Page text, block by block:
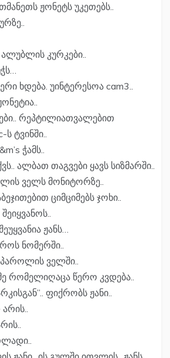
ჟონეტს უკეთებს..
ალუბლის კურკები..
ხდება. უინტერესოა cam3..
რეპტილიათვალებით
ტვინში..
ჭამს..
ალბათ თაგვები ყავს სიზმარში..
ველს მონიტორზე..
ციმციმებს ჯოხი..
ჟანს…
ნომერში..
პაროლის ველში..
რომელიღაცა წერო კვდება..
ფიქრობს ჟანი..